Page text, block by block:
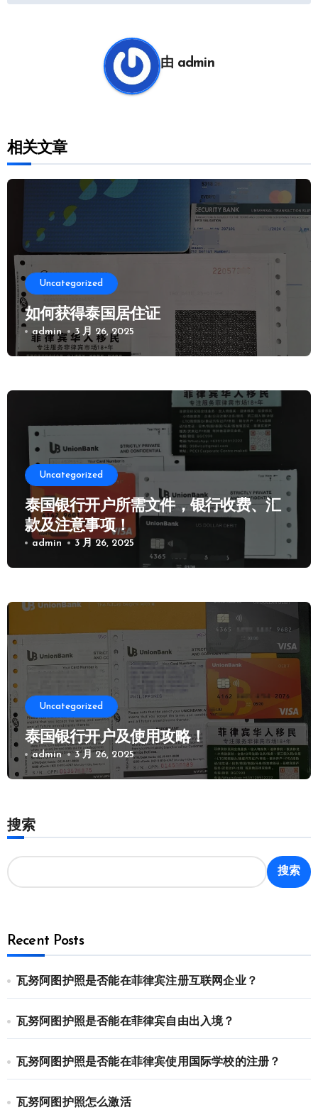
由 admin
相关文章
Uncategorized
如何获得泰国居住证
admin 3 月 26, 2025
Uncategorized
泰国银行开户所需文件，银行收费、汇
款及注意事项！
admin 3 月 26, 2025
Uncategorized
泰国银行开户及使用攻略！
admin 3 月 26, 2025
搜索
搜索
Recent Posts
瓦努阿图护照是否能在菲律宾注册互联网企业？
瓦努阿图护照是否能在菲律宾自由出入境？
瓦努阿图护照是否能在菲律宾使用国际学校的注册？
瓦努阿图护照怎么激活